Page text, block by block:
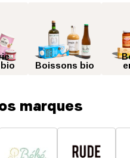
Boissons bio
marques